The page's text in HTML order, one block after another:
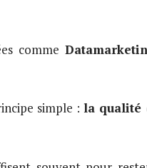
comme
simple :la qualité